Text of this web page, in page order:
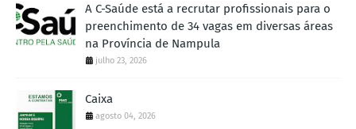
A C-Saúde está a recrutar profissionais para o
preenchimento de 34 vagas em diversas áreas
na Província de Nampula
julho 23, 2026
Caixa
agosto 04, 2026